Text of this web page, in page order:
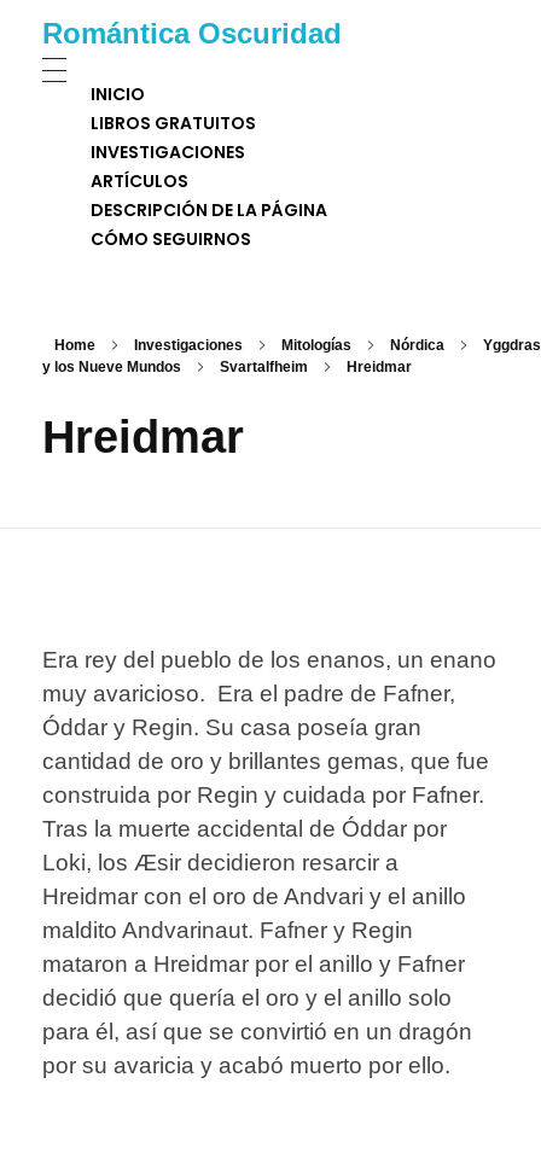
Romántica Oscuridad
INICIO
LIBROS GRATUITOS
INVESTIGACIONES
ARTÍCULOS
DESCRIPCIÓN DE LA PÁGINA
CÓMO SEGUIRNOS
Home Investigaciones Mitologías Nórdica
y los Nueve Mundos
Svartalfheim Hreidmar
Hreidmar
Era rey del pueblo de los enanos, un enano
muy avaricioso. Era el padre de Fafner,
Óddar y Regin. Su casa poseía gran
cantidad de oro y brillantes gemas, que fue
construida por Regin y cuidada por Fafner.
Tras la muerte accidental de Óddar por
Loki, los Æsir decidieron resarcir a
Hreidmar con el oro de Andvari y el anillo
maldito Andvarinaut. Fafner y Regin
mataron a Hreidmar por el anillo y Fafner
decidió que quería el oro y el anillo solo
para él, así que se convirtió en un dragón
por su avaricia y acabó muerto por ello.